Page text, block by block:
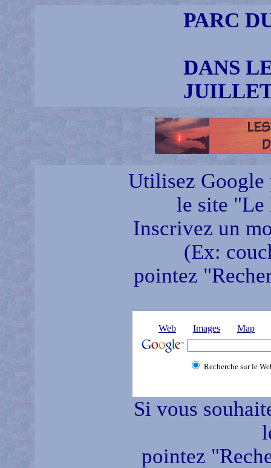
PARC
DANS
Utilisez Google
le site "Le
Inscrivez un
(Ex:
pointez
Web Images Map
Recherche sur le
Si vous
pointez